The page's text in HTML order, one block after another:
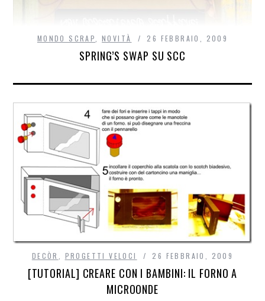
MONDO SCRAP ,NOVITÀ 26 FEBBRAIO, 2009
SPRING’S SWAP SU SCC
DECÒR PROGETTI VELOCI 26 FEBBRAIO, 2009
[TUTORIAL] CREARE CON I BAMBINI: IL FORNO A
MICROONDE